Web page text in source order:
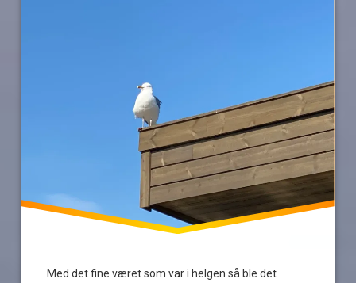
Med det fine været som var i helgen så ble det